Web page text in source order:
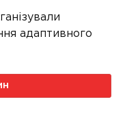
адаптивного